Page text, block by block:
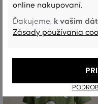
online nakupovaní.
Ďakujeme, k vašim
Zásady používania